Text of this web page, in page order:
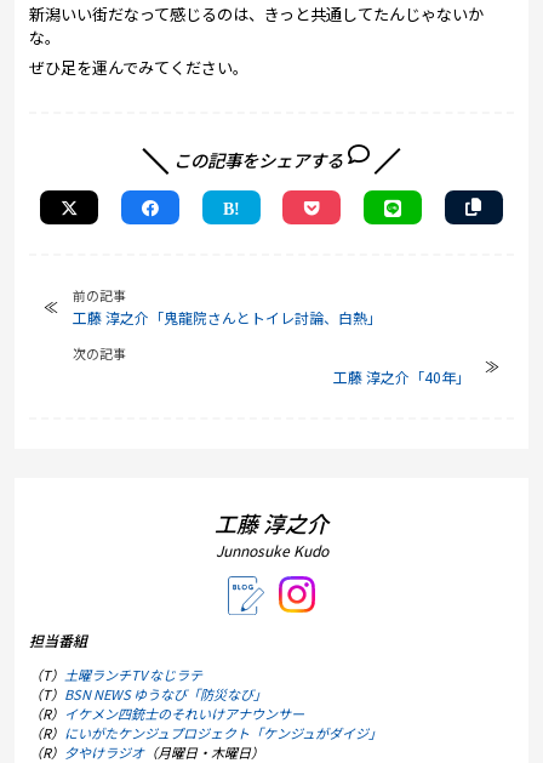
新潟いい街だなって感じるのは、きっと共通してたんじゃないか
な。
ぜひ足を運んでみてください。
この記事をシェアする
前の記事
工藤 淳之介「鬼龍院さんとトイレ討論、白熱」
次の記事
工藤 淳之介「40年」
工藤 淳之介
Junnosuke Kudo
担当番組
（T） 土曜ランチTV なじラテ
（T） BSN NEWS ゆうなび「防災なび」
（R） イケメン四銃士のそれいけアナウンサー
（R） にいがたケンジュプロジェクト「ケンジュがダイジ」
（R） 夕やけラジオ（月曜日・木曜日）